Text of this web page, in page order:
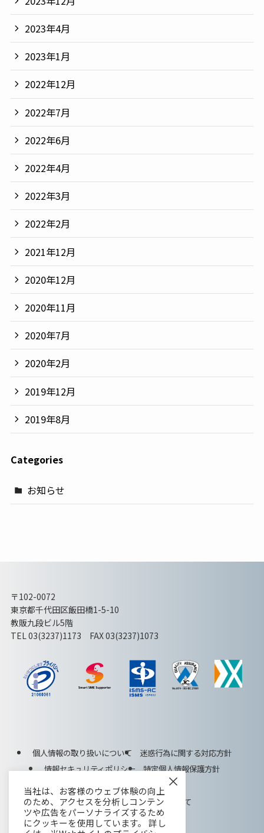
2023年4月
2023年1月
2022年12月
2022年7月
2022年6月
2022年4月
2022年3月
2022年2月
2021年12月
2020年12月
2020年11月
2020年7月
2020年2月
2019年12月
2019年8月
Categories
お知らせ
〒102-0072
東京都千代田区飯田橋1-5-10
教販九段ビル5階
TEL 03(3237)1173 FAX 03(3237)1073
個人情報の取り扱いについて
迷惑行為に関する対応方針
情報セキュリティポリシー
特定個人情報保護方針
特定商取引法に基づく表記
ISMS(ISO27001)認証取得について
×
当社は、お客様のウェブ体験の向上
のため、アクセスを分析しコンテン
ツや広告をパーソナライズするため
にクッキーを使用しています。 詳し